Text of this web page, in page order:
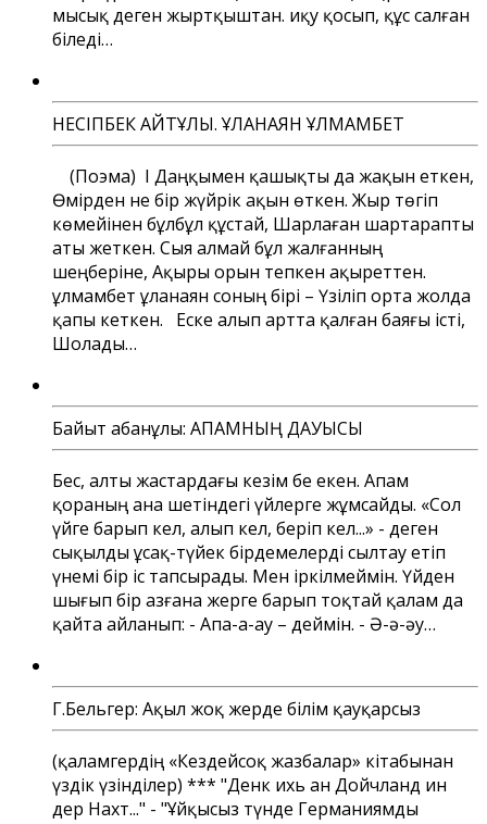
мысық деген жыртқыштан. Қиқу қосып, құс салған
біледі…
НЕСІПБЕК АЙТҰЛЫ. ҚҰЛАНАЯН ҚҰЛМАМБЕТ
(Поэма) І Даңқымен қашықты да жақын еткен,
Өмірден не бір жүйрік ақын өткен. Жыр төгіп
көмейінен бұлбұл құстай, Шарлаған шартарапты
аты жеткен. Сыя алмай бұл жалғанның
шеңберіне, Ақыры орын тепкен ақыреттен.
Құлмамбет Құланаян соның бірі – Үзіліп орта жолда
қапы кеткен. Еске алып артта қалған баяғы істі,
Шолады…
Байыт Қабанұлы: АПАМНЫҢ ДАУЫСЫ
Бес, алты жастардағы кезім бе екен. Апам
қораның ана шетіндегі үйлерге жұмсайды. «Сол
үйге барып кел, алып кел, беріп кел...» - деген
сықылды ұсақ-түйек бірдемелерді сылтау етіп
үнемі бір іс тапсырады. Мен іркілмеймін. Үйден
шығып бір азғана жерге барып тоқтай қалам да
қайта айланып: - Апа-а-ау – деймін. - Ә-ә-әу…
Г.Бельгер: Ақыл жоқ жерде білім қауқарсыз
(қаламгердің «Кездейсоқ жазбалар» кітабынан
үздік үзінділер) *** "Денк ихь ан Дойчланд ин
дер Нахт..." - "Ұйқысыз түнде Германиямды